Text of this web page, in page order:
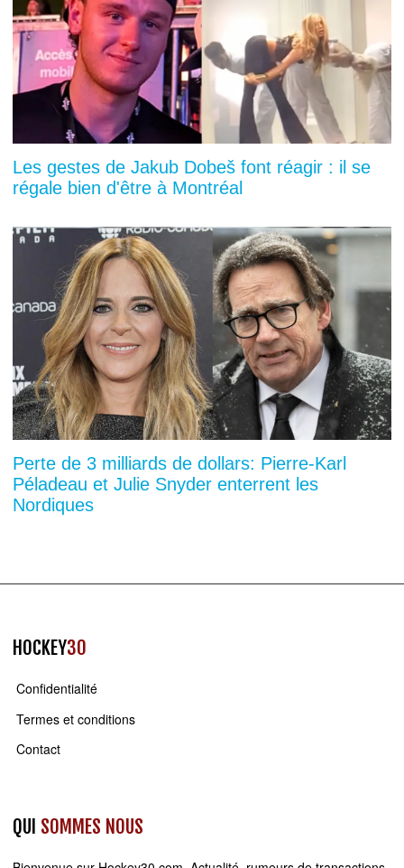
Les gestes de Jakub Dobeš font réagir : il se
régale bien d'être à Montréal
Perte de 3 milliards de dollars: Pierre-Karl
Péladeau et Julie Snyder enterrent les
Nordiques
HOCKEY30
Confidentialité
Termes et conditions
Contact
QUI SOMMES NOUS